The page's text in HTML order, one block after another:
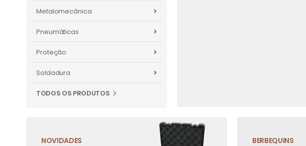
Metalomecânica
Pneumáticas
Proteção
Soldadura
TODOS OS PRODUTOS
NOVIDADES BERBEQUINS